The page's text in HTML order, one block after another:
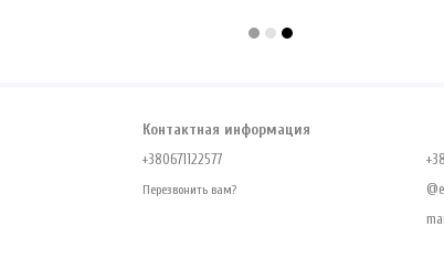
Контактная информация
+380671122577
Перезвонить вам?